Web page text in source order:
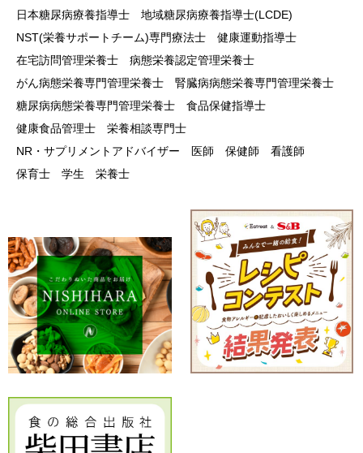
日本糖尿病療養指導士
地域糖尿病療養指導士(LCDE)
NST(栄養サポートチーム)専門療法士
健康運動指導士
在宅訪問管理栄養士
病態栄養認定管理栄養士
がん病態栄養専門管理栄養士
腎臓病病態栄養専門管理栄養士
糖尿病病態栄養専門管理栄養士
食品保健指導士
健康食品管理士
栄養相談専門士
NR・サプリメントアドバイザー
医師 保健師
看護師
保育士
学生 栄養士